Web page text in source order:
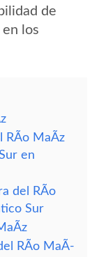
de
los
RÃ­o MaÃ­z
en
del RÃ­o
Sur
RÃ­o MaÃ­